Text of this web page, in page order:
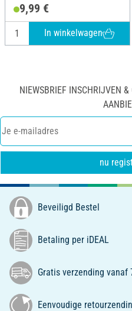
9,99 €
In winkelwagen
NIEWSBRIEF INSCHRIJVEN
nu
Beveiligd Bestel
Betaling per iDEAL
Gratis verzending vanaf
Eenvoudige